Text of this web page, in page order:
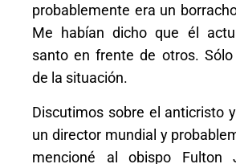
probablemente era un
Me habían dicho que él
santo en frente de otros. Sólo
de la situación.
Discutimos sobre el anticristo
un director mundial y
mencioné al obispo Fulton